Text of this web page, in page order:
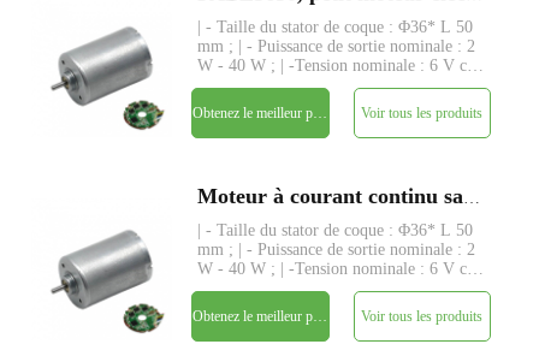
| - Taille du stator de coque : Φ36* L 50
mm ; | - Puissance de sortie nominale : 2
W - 40 W ; | -Tension nominale : 6 V cc
- 24 V ; | - Couple nominal : jusqu'à 450
gf-cm ; | - Axe : Φ3,175 mm (ou
4,0 mm), longueur personnalisée ; | -
Driver : drive
Voir tous les produits
| - Taille du stator de coque : Φ36* L 50
mm ; | - Puissance de sortie nominale : 2
W - 40 W ; | -Tension nominale : 6 V cc
- 24 V ; | - Couple nominal : jusqu'à 450
gf-cm ; | - Axe : Φ3,175 mm (ou
4,0 mm), longueur personnalisée ; | -
Driver : drive
Voir tous les produits